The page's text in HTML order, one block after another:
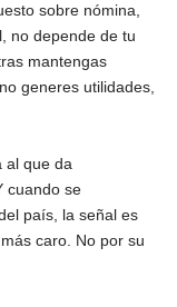
sobre nómina,
no depende de tu
mantengas
generes utilidades,
al que da
cuando se
país, la señal es
caro. No por su